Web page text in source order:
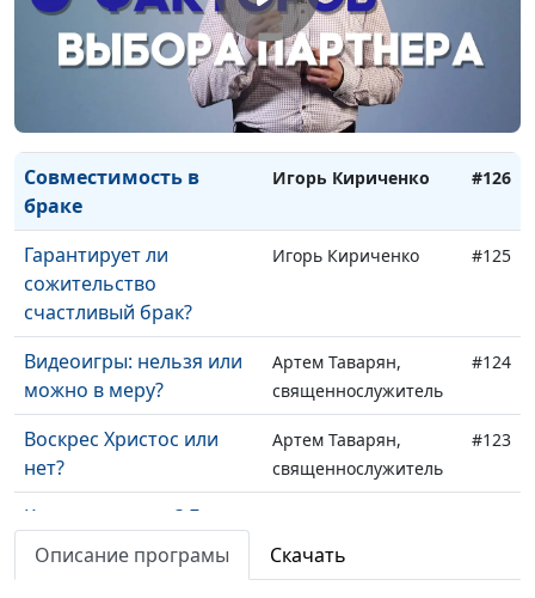
Когда желаемое не
приносит счастья
Игорь Кириченко #128
Как развить силу воли Игорь Кириченко #127
Совместимость в
браке
Игорь Кириченко #126
Гарантирует ли
сожительство
счастливый брак?
Игорь Кириченко #125
Видеоигры: нельзя или
можно в меру?
Артем Таварян,
священнослужитель
#124
Воскрес Христос или
нет?
Артем Таварян,
священнослужитель
#123
Каяться или нет? Бог не
заставляет
священнослужитель
Описание програмы Скачать